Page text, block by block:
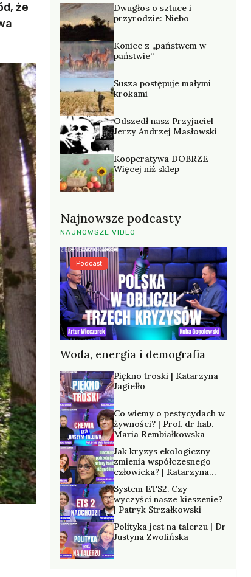
że
Dwugłos o sztuce i
przyrodzie: Niebo
Koniec z „państwem w
państwie”
Susza postępuje małymi
krokami
Odszedł nasz Przyjaciel
Jerzy Andrzej Masłowski
Kooperatywa DOBRZE –
Więcej niż sklep
Najnowsze podcasty
NAJNOWSZE VIDEO
Woda, energia i demografia
Podcast
Piękno troski | Katarzyna
Jagiełło
Co wiemy o pestycydach w
żywności? | Prof. dr hab.
Maria Rembiałkowska
Jak kryzys ekologiczny
zmienia współczesnego
człowieka? | Katarzyna
System ETS2. Czy
wyczyści nasze kieszenie?
| Patryk Strzałkowski
Polityka jest na talerzu | Dr
Justyna Zwolińska